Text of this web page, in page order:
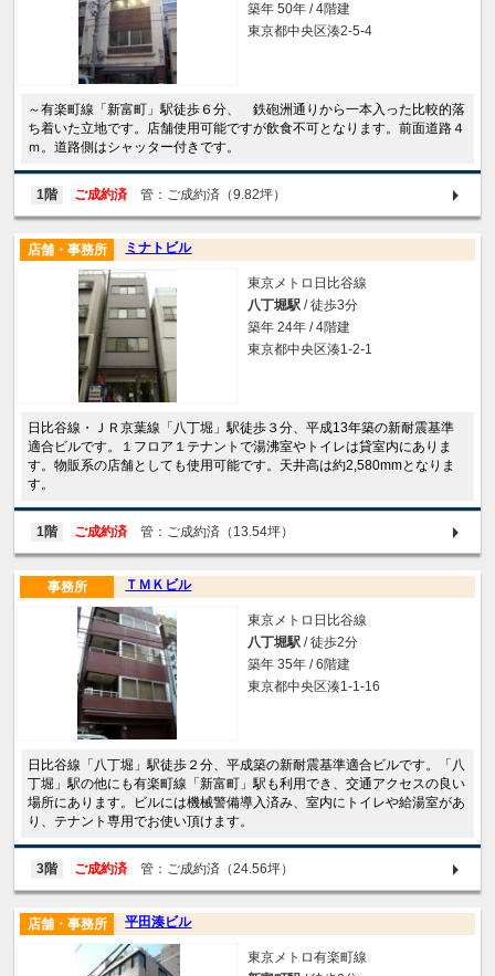
築年 50年 / 4階建
東京都中央区湊2-5-4
～有楽町線「新富町」駅徒歩６分、 鉄砲洲通りから一本入った比較的落
ち着いた立地です。店舗使用可能ですが飲食不可となります。前面道路４
ｍ。道路側はシャッター付きです。
1階 ご成約済 管：ご成約済（9.82坪）
ミナトビル
店舗・事務所
東京メトロ日比谷線
八丁堀駅 / 徒歩3分
築年 24年 / 4階建
東京都中央区湊1-2-1
日比谷線・ＪＲ京葉線「八丁堀」駅徒歩３分、平成13年築の新耐震基準
適合ビルです。１フロア１テナントで湯沸室やトイレは貸室内にありま
す。物販系の店舗としても使用可能です。天井高は約2,580mmとなりま
す。
1階 ご成約済 管：ご成約済（13.54坪）
ＴＭＫビル
事務所
東京メトロ日比谷線
八丁堀駅 / 徒歩2分
築年 35年 / 6階建
東京都中央区湊1-1-16
日比谷線「八丁堀」駅徒歩２分、平成築の新耐震基準適合ビルです。「八
丁堀」駅の他にも有楽町線「新富町」駅も利用でき、交通アクセスの良い
場所にあります。ビルには機械警備導入済み、室内にトイレや給湯室があ
り、テナント専用でお使い頂けます。
3階 ご成約済 管：ご成約済（24.56坪）
平田湊ビル
店舗・事務所
東京メトロ有楽町線